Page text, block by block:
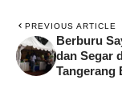
PREVIOUS ARTICLE
Berburu
dan Segar
Tangerang